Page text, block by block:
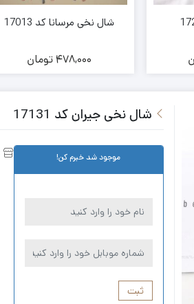
شال نخی مرسانا کد 17013
478,000 تومان
شال نخی جیران کد 17131
موجود شد خبرم کن!
ثبت